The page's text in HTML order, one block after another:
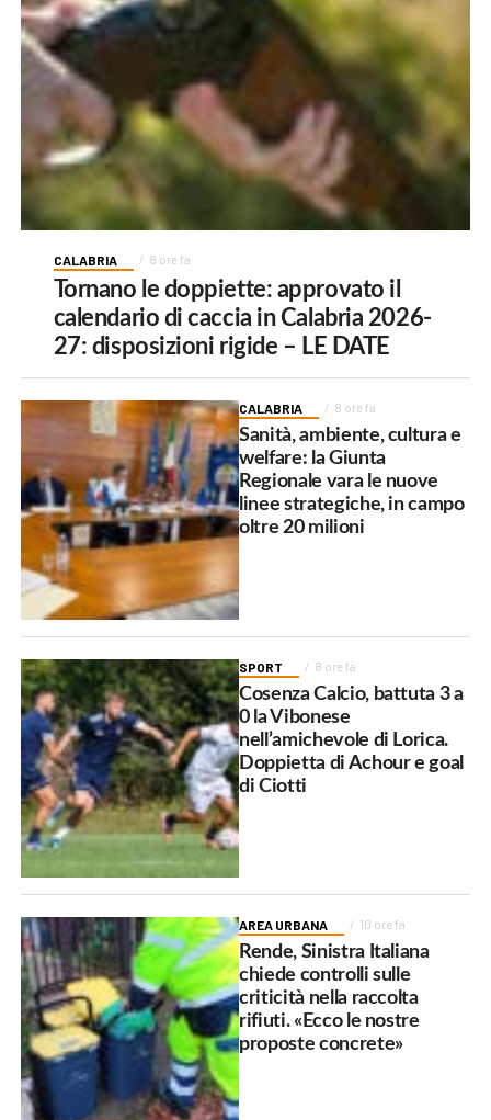
CALABRIA 8 ore fa
Tornano le doppiette: approvato il
calendario di caccia in Calabria 2026-
27: disposizioni rigide – LE DATE
CALABRIA 8 ore fa
Sanità, ambiente, cultura e
welfare: la Giunta
Regionale vara le nuove
linee strategiche, in campo
oltre 20 milioni
SPORT 8 ore fa
Cosenza Calcio, battuta 3 a
0 la Vibonese
nell’amichevole di Lorica.
Doppietta di Achour e goal
di Ciotti
AREA URBANA 10 ore fa
Rende, Sinistra Italiana
chiede controlli sulle
criticità nella raccolta
rifiuti. «Ecco le nostre
proposte concrete»